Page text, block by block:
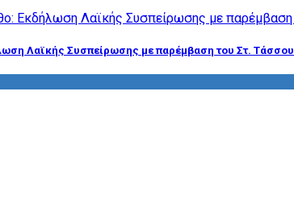
Λαϊκής Συσπείρωσης με παρέμβαση του Στ. Τάσσου